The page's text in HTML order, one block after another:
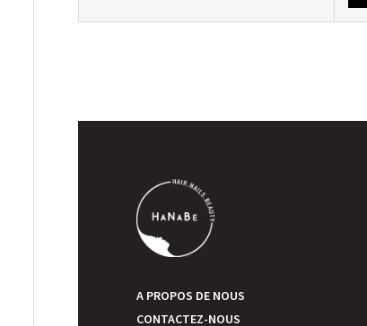
A PROPOS DE NOUS
CONTACTEZ-NOUS